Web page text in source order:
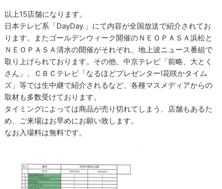
以上15店舗になります。
日本テレビ系「DayDay.」にて内容が全国放送で紹介されてお
ります。またゴールデンウィーク開催のＮＥＯＰＡＳＡ浜松と
ＮＥＯＰＡＳＡ清水の開催がそれぞれ、地上波ニュース番組で
取り上げられております。その他、中京テレビ「前略、大とく
さん」、ＣＢＣテレビ「なるほどプレゼンター!花咲かタイム
ズ」等では生中継で紹介されるなど、各種マスメディアからの
取材も多数受けております。
タイミングによっては商品が売り切れてしまう、店舗もあるた
め、ご来場はお早めにお願い致します。
なお入場料は無料です。